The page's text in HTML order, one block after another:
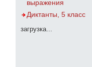
выражения
Диктанты, 5 класс
загрузка...